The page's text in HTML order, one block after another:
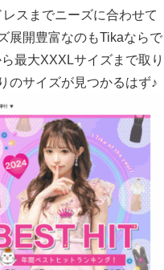
スまでニーズに合わせて
展開豊富なのもTikaならで
最大XXXLサイズまで取り
のサイズが見つかるはず♪